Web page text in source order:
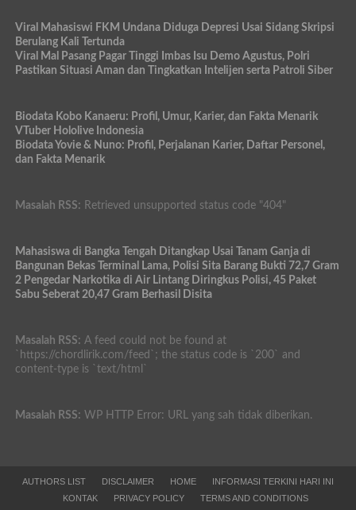
Viral Mahasiswi FKM Undana Diduga Depresi Usai Sidang Skripsi
Berulang Kali Tertunda
Viral Mal Pasang Pagar Tinggi Imbas Isu Demo Agustus, Polri
Pastikan Situasi Aman dan Tingkatkan Intelijen serta Patroli Siber
Biodata Kobo Kanaeru: Profil, Umur, Karier, dan Fakta Menarik
VTuber Hololive Indonesia
Biodata Yovie & Nuno: Profil, Perjalanan Karier, Daftar Personel,
dan Fakta Menarik
Masalah RSS: Retrieved unsupported status code "404"
Mahasiswa di Bangka Tengah Ditangkap Usai Tanam Ganja di
Bangunan Bekas Terminal Lama, Polisi Sita Barang Bukti 72,7 Gram
2 Pengedar Narkotika di Air Lintang Diringkus Polisi, 45 Paket
Sabu Seberat 20,47 Gram Berhasil Disita
Masalah RSS: A feed could not be found at
`https://chordlirik.com/feed`; the status code is `200` and
content-type is `text/html`
Masalah RSS: WP HTTP Error: URL yang sah tidak diberikan.
AUTHORS LIST DISCLAIMER HOME
INFORMASI TERKINI HARI INI
KONTAK
PRIVACY POLICY TERMS AND CONDITIONS